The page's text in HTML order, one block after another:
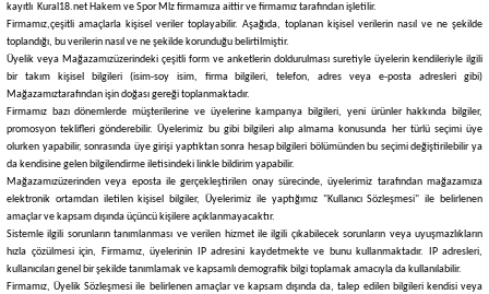
kayıtlı Kural18.net Hakem ve Spor Mlzfirmamıza aittir ve firmamız tarafından işletilir.
Firmamız,çeşitli amaçlarla kişisel veriler toplayabilir. Aşağıda, toplanan kişisel verilerin nasıl ve ne şekilde
toplandığı, bu verilerin nasıl ve ne şekilde korunduğu belirtilmiştir.
Üyelik veya Mağazamızüzerindeki çeşitli form ve anketlerin doldurulması suretiyle üyelerin kendileriyle ilgili
bir takım kişisel bilgileri (isim-soy isim, firma bilgileri, telefon, adres veya e-posta adresleri gibi)
Mağazamıztarafından işin doğası gereği toplanmaktadır.
Firmamız bazı dönemlerde müşterilerine ve üyelerine kampanya bilgileri, yeni ürünler hakkında bilgiler,
promosyon teklifleri gönderebilir. Üyelerimiz bu gibi bilgileri alıp almama konusunda her türlü seçimi üye
olurken yapabilir, sonrasında üye girişi yaptıktan sonra hesap bilgileri bölümünden bu seçimi değiştirilebilir ya
da kendisine gelen bilgilendirme iletisindeki linkle bildirim yapabilir.
Mağazamızüzerinden veya eposta ile gerçekleştirilen onay sürecinde, üyelerimiz tarafından mağazamıza
elektronik ortamdan iletilen kişisel bilgiler, Üyelerimiz ile yaptığımız "Kullanıcı Sözleşmesi" ile belirlenen
amaçlar ve kapsam dışında üçüncü kişilere açıklanmayacaktır.
Sistemle ilgili sorunların tanımlanması ve verilen hizmet ile ilgili çıkabilecek sorunların veya uyuşmazlıkların
hızla çözülmesi için,
Firmamız, üyelerinin IP adresini kaydetmekte ve bunu kullanmaktadır. IP adresleri,
kullanıcıları genel bir şekilde tanımlamak ve kapsamlı demografik bilgi toplamak amacıyla da kullanılabilir.
Firmamız, Üyelik Sözleşmesi ile belirlenen amaçlar ve kapsam dışında da, talep edilen bilgileri kendisi veya